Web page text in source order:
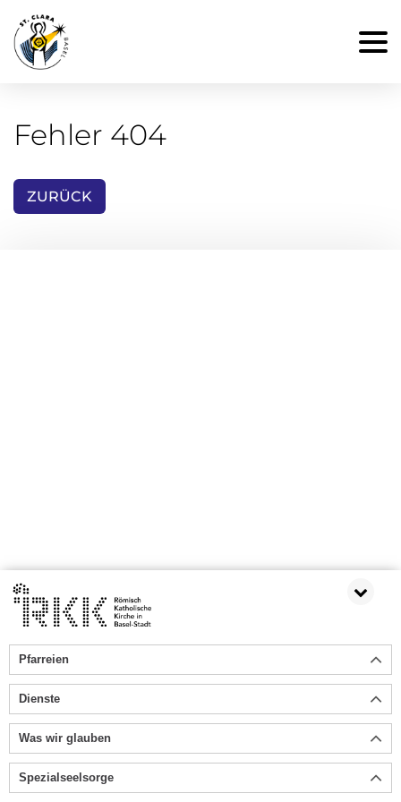
Fehler 404
ZURÜCK
Pfarreien
Dienste
Was wir glauben
Spezialseelsorge